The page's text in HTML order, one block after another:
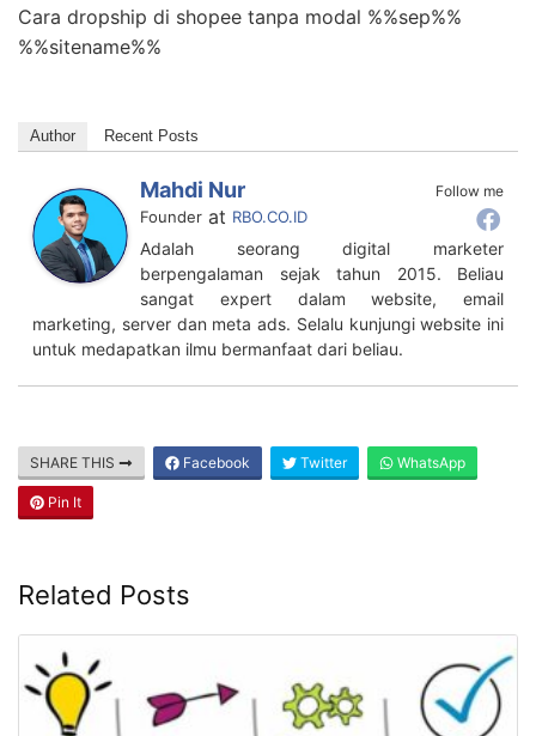
Cara dropship di shopee tanpa modal %%sep%%
%%sitename%%
Author Recent Posts
Follow me
Mahdi Nur
Founder at RBO.CO.ID
Adalah seorang digital marketer
berpengalaman sejak tahun 2015. Beliau
sangat expert dalam website, email
marketing, server dan meta ads. Selalu kunjungi website ini
untuk medapatkan ilmu bermanfaat dari beliau.
SHARE THIS Facebook Twitter WhatsApp
Pin It
Related Posts